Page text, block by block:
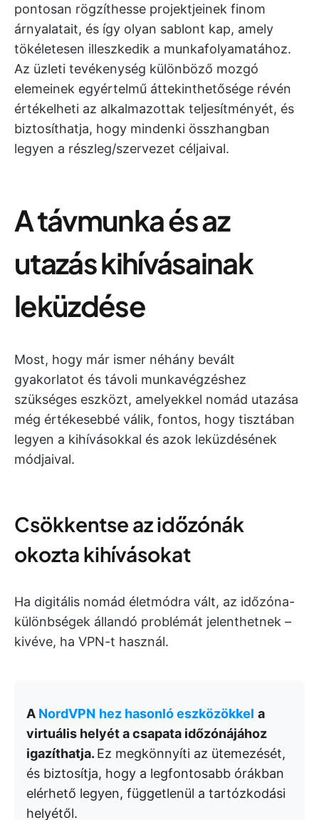
pontosan rögzíthesse projektjeinek finom
árnyalatait, és így olyan sablont kap, amely
tökéletesen illeszkedik a munkafolyamatához.
Az üzleti tevékenység különböző mozgó
elemeinek egyértelmű áttekinthetősége révén
értékelheti az alkalmazottak teljesítményét, és
biztosíthatja, hogy mindenki összhangban
legyen a részleg/szervezet céljaival.
A távmunka és az
utazás kihívásainak
leküzdése
Most, hogy már ismer néhány bevált
gyakorlatot és távoli munkavégzéshez
szükséges eszközt, amelyekkel nomád utazása
még értékesebbé válik, fontos, hogy tisztában
legyen a kihívásokkal és azok leküzdésének
módjaival.
Csökkentse az időzónák
okozta kihívásokat
Ha digitális nomád életmódra vált, az időzóna-
különbségek állandó problémát jelenthetnek –
kivéve, ha VPN-t használ.
A NordVPN hez hasonló eszközökkel a
virtuális helyét a csapata időzónájához
igazíthatja. Ez megkönnyíti az ütemezését,
és biztosítja, hogy a legfontosabb órákban
elérhető legyen, függetlenül a tartózkodási
helyétől.